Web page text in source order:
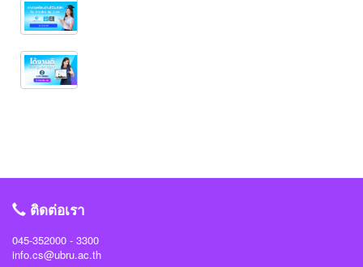
ติดต่อเรา
045-352000 - 3300
info.cs@ubru.ac.th